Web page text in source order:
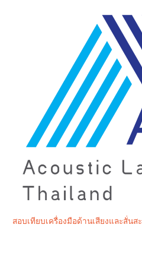
สอบเทียบเครื่องมือด้านเสียงและสั่นส